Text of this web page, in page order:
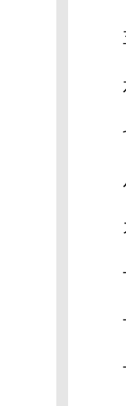
五
六
七
八
九
十
十
十